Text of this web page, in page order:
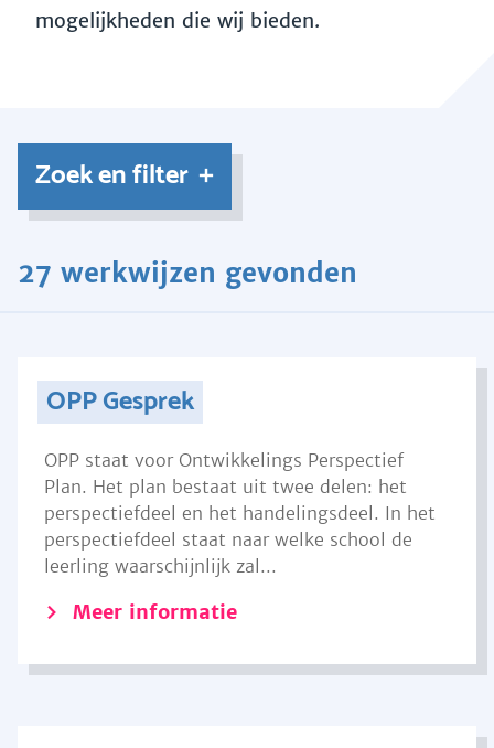
mogelijkheden die wij bieden.
Zoek en filter
27 werkwijzen gevonden
OPP Gesprek
OPP staat voor Ontwikkelings Perspectief
Plan. Het plan bestaat uit twee delen: het
perspectiefdeel en het handelingsdeel. In het
perspectiefdeel staat naar welke school de
leerling waarschijnlijk zal...
Meer informatie